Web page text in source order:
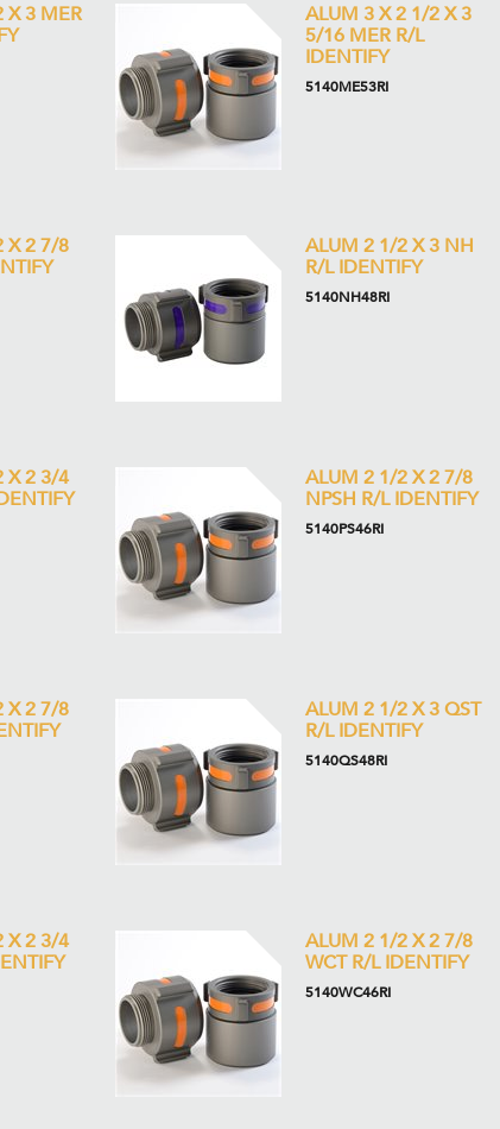
X 3 MER
ALUM 3 X 2 1/2 X 3
5/16 MER R/L
IDENTIFY
5140ME53RI
X 2 7/8
ALUM 2 1/2 X 3 NH
R/L IDENTIFY
5140NH48RI
X 2 3/4
ALUM 2 1/2 X 2 7/8
NPSH R/L IDENTIFY
5140PS46RI
X 2 7/8
ALUM 2 1/2 X 3 QST
R/L IDENTIFY
5140QS48RI
X 2 3/4
ALUM 2 1/2 X 2 7/8
WCT R/L IDENTIFY
5140WC46RI